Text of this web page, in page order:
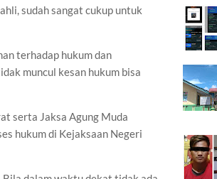
sudah sangat cukup untuk
terhadap hukum dan
muncul kesan hukum bisa
serta Jaksa Agung Muda
hukum di Kejaksaan Negeri